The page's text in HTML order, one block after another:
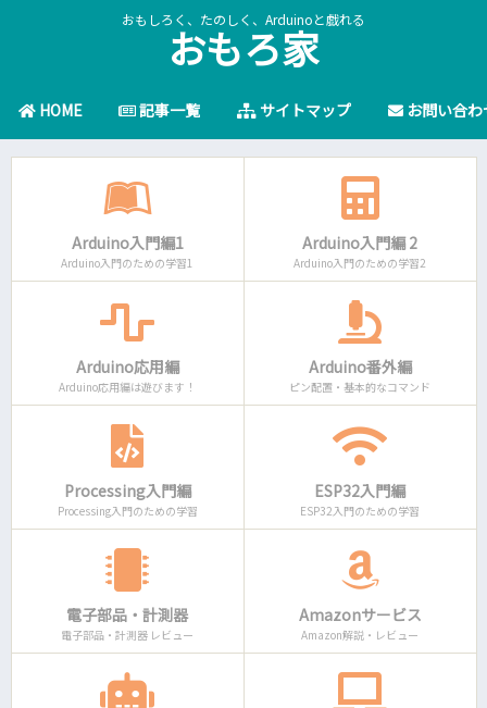
おもしろく、たのしく、Arduinoと戯れる
おもろ家
HOME 記事一覧 サイトマップ お問い合わ
Arduino入門編1
Arduino入門のための学習1
Arduino入門編 2
Arduino入門のための学習2
Arduino応用編
Arduino応用編は遊びます！
Arduino番外編
ピン配置・基本的なコマンド
Processing入門編
Processing入門のための学習
ESP32入門編
ESP32入門のための学習
電子部品・計測器
電子部品・計測器 レビュー
Amazonサービス
Amazon解説・レビュー